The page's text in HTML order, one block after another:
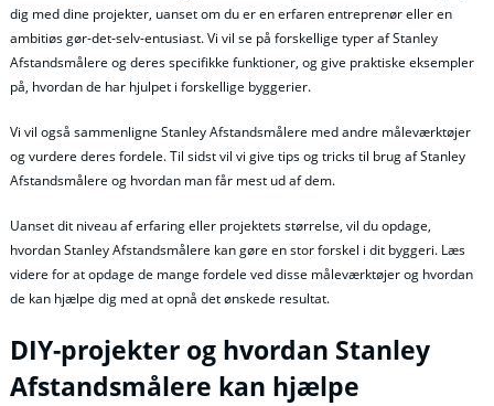
dig med dine projekter, uanset om du er en erfaren entreprenør eller en
ambitiøs gør-det-selv-entusiast. Vi vil se på forskellige typer af Stanley
Afstandsmålere og deres specifikke funktioner, og give praktiske eksempler
på, hvordan de har hjulpet i forskellige byggerier.
Vi vil også sammenligne Stanley Afstandsmålere med andre måleværktøjer
og vurdere deres fordele. Til sidst vil vi give tips og tricks til brug af Stanley
Afstandsmålere og hvordan man får mest ud af dem.
Uanset dit niveau af erfaring eller projektets størrelse, vil du opdage,
hvordan Stanley Afstandsmålere kan gøre en stor forskel i dit byggeri. Læs
videre for at opdage de mange fordele ved disse måleværktøjer og hvordan
de kan hjælpe dig med at opnå det ønskede resultat.
DIY-projekter og hvordan Stanley
Afstandsmålere kan hjælpe